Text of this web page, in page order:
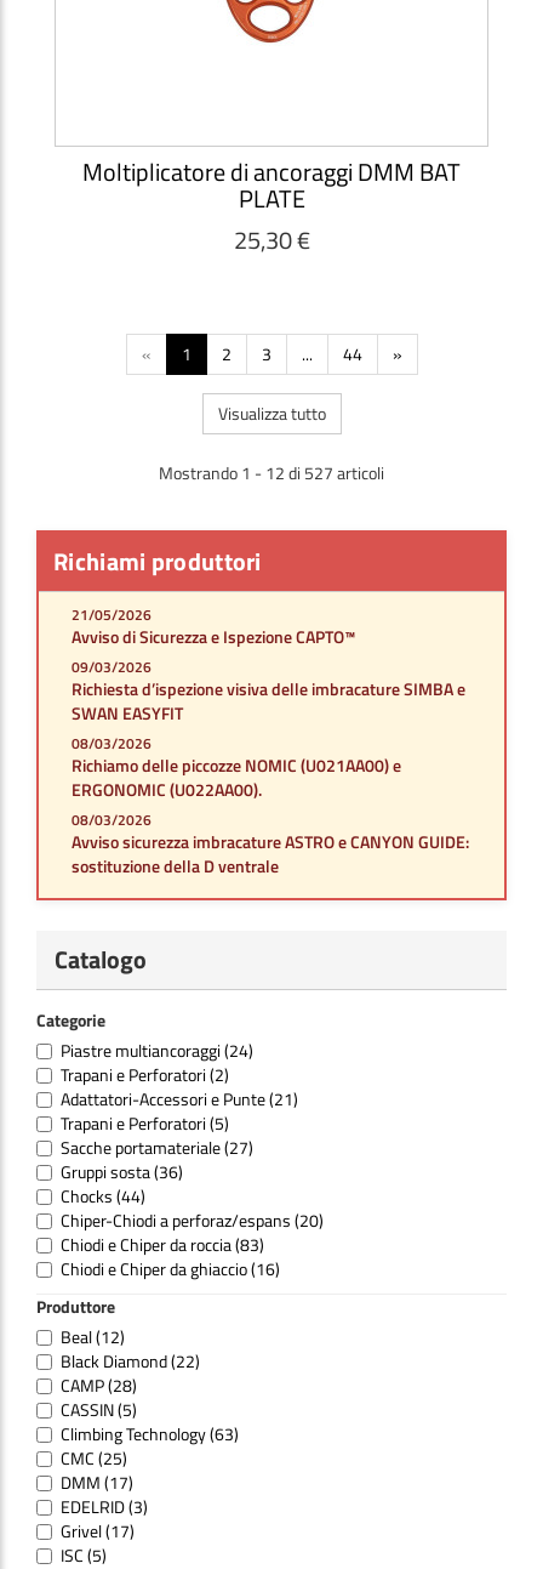
Richiami produttori
21/05/2026
Avviso di Sicurezza e Ispezione CAPTO™
09/03/2026
Richiesta d’ispezione visiva delle imbracature SIMBA e
SWAN EASYFIT
08/03/2026
Richiamo delle piccozze NOMIC (U021AA00) e
ERGONOMIC (U022AA00).
08/03/2026
Avviso sicurezza imbracature ASTRO e CANYON GUIDE:
sostituzione della D ventrale
Catalogo
Categorie
Piastre multiancoraggi(24)
Trapani e Perforatori(2)
Adattatori-Accessori e Punte(21)
Trapani e Perforatori(5)
Sacche portamateriale(27)
Gruppi sosta(36)
Chocks(44)
Chiper-Chiodi a perforaz/espans(20)
Chiodi e Chiper da roccia(83)
Chiodi e Chiper da ghiaccio(16)
Placchette anelli e catene inox
Placchette
Anelli e Catene(13)
Placchette con anelli o moschett
Ancoraggi(73)
Ancoraggi(121)
Accessori ancoraggi
Produttore
Beal(12)
Black Diamond(22)
CAMP(28)
CASSIN(5)
Climbing Technology(63)
CMC(25)
DMM(17)
EDELRID(3)
Grivel(17)
ISC(5)
Moltiplicatore di ancoraggi DMM BAT
PLATE
25,30 €
« 1 2 3 ... 44 »
Visualizza tutto
Mostrando 1 - 12 di 527 articoli